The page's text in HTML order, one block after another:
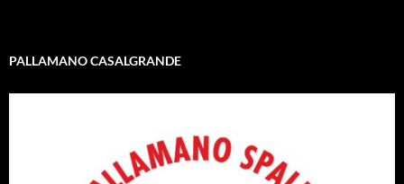
PALLAMANO CASALGRANDE